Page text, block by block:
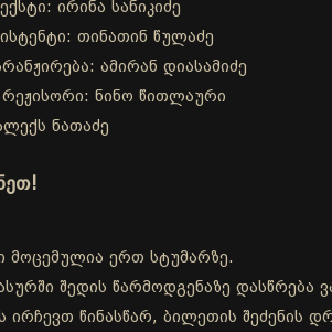
ირინა სანიკიძე
თინათინ წულაძე
ამირან დიასამიძე
რეჟისორი: ნინო წითლაური
ნათაძე
მოცემულია ერთ სტუმარზე.
შედის წარმოდგენაზე დასწრება
ირჩევთ წინასწარ, ბილეთის